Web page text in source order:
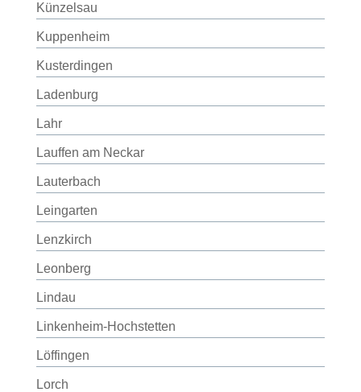
Künzelsau
Kuppenheim
Kusterdingen
Ladenburg
Lahr
Lauffen am Neckar
Lauterbach
Leingarten
Lenzkirch
Leonberg
Lindau
Linkenheim-Hochstetten
Löffingen
Lorch